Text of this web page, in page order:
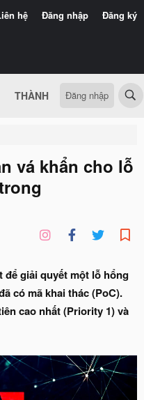
hệ Đăng nhập Đăng ký
THÀNH VIÊN CÓ GÌ
Đăng nhập
vá khẩn cho lỗ
để giải quyết một lỗ hổng
có mã khai thác (PoC).
cao nhất (Priority 1) và